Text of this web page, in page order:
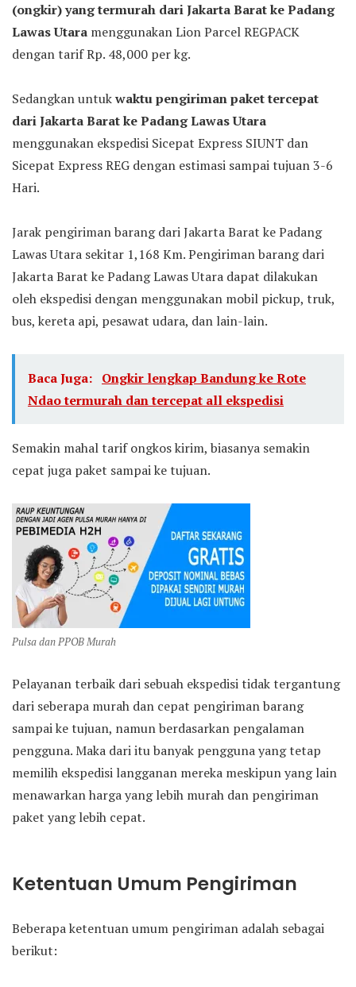
(ongkir) yang termurah dari Jakarta Barat ke Padang
Lawas Utara menggunakan Lion Parcel REGPACK
dengan tarif Rp. 48,000 per kg.
Sedangkan untukwaktu pengiriman paket tercepat
dari Jakarta Barat ke Padang Lawas Utara
menggunakan ekspedisi Sicepat Express SIUNT dan
Sicepat Express REG dengan estimasi sampai tujuan 3-6
Hari.
Jarak pengiriman barang dari Jakarta Barat ke Padang
Lawas Utara sekitar 1,168 Km. Pengiriman barang dari
Jakarta Barat ke Padang Lawas Utara dapat dilakukan
oleh ekspedisi dengan menggunakan mobil pickup, truk,
bus, kereta api, pesawat udara, dan lain-lain.
Baca Juga: Ongkir lengkap Bandung ke Rote
Ndao termurah dan tercepat all ekspedisi
Semakin mahal tarif ongkos kirim, biasanya semakin
cepat juga paket sampai ke tujuan.
Pulsa dan PPOB Murah
Pelayanan terbaik dari sebuah ekspedisi tidak tergantung
dari seberapa murah dan cepat pengiriman barang
sampai ke tujuan, namun berdasarkan pengalaman
pengguna. Maka dari itu banyak pengguna yang tetap
memilih ekspedisi langganan mereka meskipun yang lain
menawarkan harga yang lebih murah dan pengiriman
paket yang lebih cepat.
Ketentuan Umum Pengiriman
Beberapa ketentuan umum pengiriman adalah sebagai
berikut: